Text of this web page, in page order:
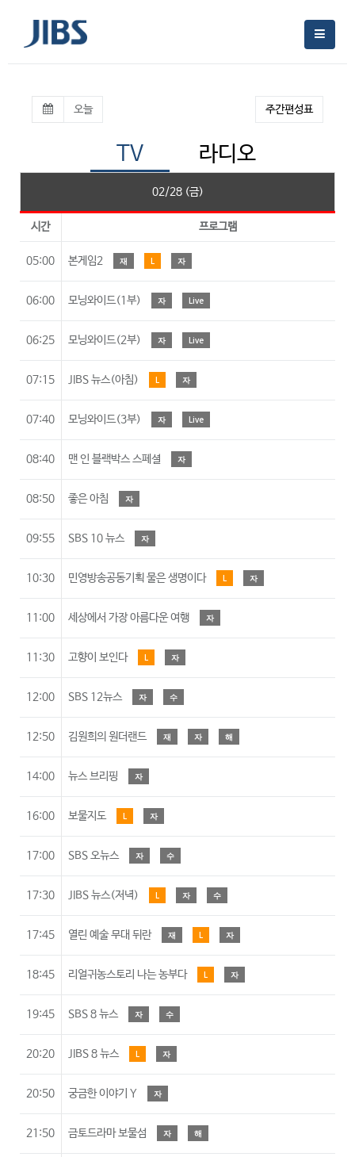
오늘
TV 라디오
주간편성표
02/28 (금)
시간 프로그램
05:00 본게임2 재 L 자
06:00 모닝와이드(1부) 자 Live
06:25 모닝와이드(2부) 자 Live
07:15 JIBS 뉴스(아침) L 자
07:40 모닝와이드(3부) 자 Live
08:40 맨 인 블랙박스 스페셜 자
08:50 좋은 아침 자
09:55 SBS 10 뉴스 자
10:30 민영방송공동기획 물은 생명이다 L 자
11:00 세상에서 가장 아름다운 여행 자
11:30 고향이 보인다 L 자
12:00 SBS 12뉴스 자 수
12:50 김원희의 원더랜드 재 자 해
14:00 뉴스 브리핑 자
16:00 보물지도 L 자
17:00 SBS 오뉴스 자 수
17:30 JIBS 뉴스(저녁) L 자 수
17:45 열린 예술 무대 뒤란 재 L 자
18:45 리얼귀농스토리 나는 농부다 L 자
19:45 SBS 8 뉴스 자 수
20:20 JIBS 8 뉴스 L 자
20:50 궁금한 이야기 Y 자
21:50 금토드라마 보물섬 자 해